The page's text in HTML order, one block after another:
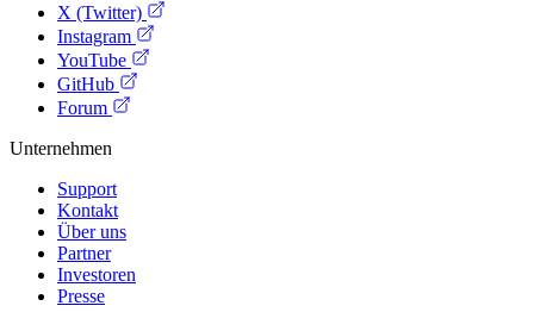
X (Twitter)
Instagram
YouTube
GitHub
Forum
Unternehmen
Support
Kontakt
Über uns
Partner
Investoren
Presse